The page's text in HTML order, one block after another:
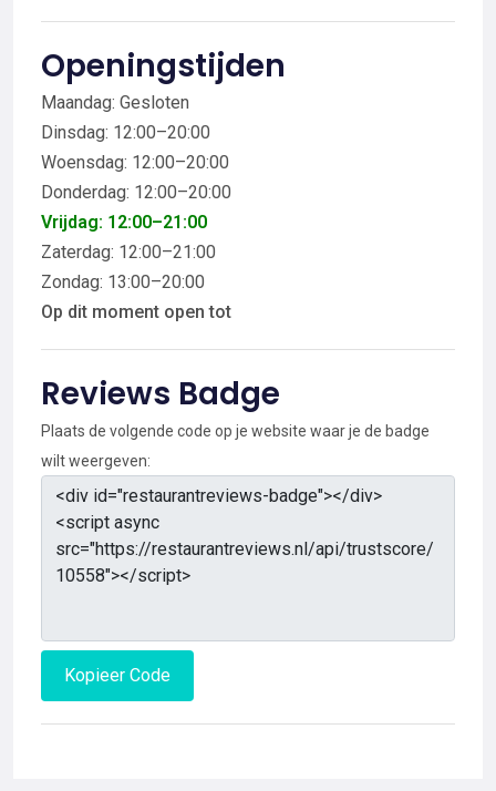
Openingstijden
Maandag: Gesloten
Dinsdag: 12:00–20:00
Woensdag: 12:00–20:00
Donderdag: 12:00–20:00
Vrijdag: 12:00–21:00
Zaterdag: 12:00–21:00
Zondag: 13:00–20:00
Op dit moment open tot
Reviews Badge
Plaats de volgende code op je website waar je de badge
wilt weergeven:
Kopieer Code